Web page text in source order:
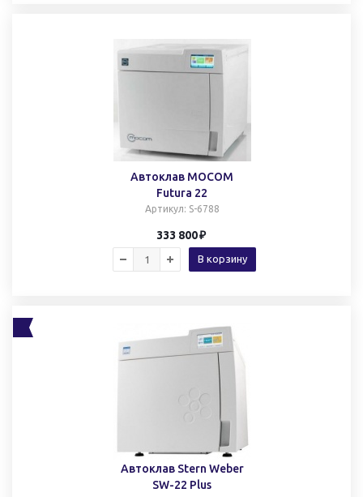
Автоклав MOCOM
Futura 22
Артикул: S-6788
333 800
В корзину
Автоклав Stern Weber
SW-22 Plus